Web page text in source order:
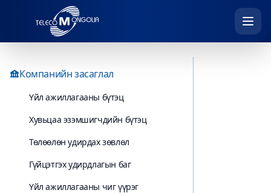
Компанийн засаглал
Үйл ажиллагааны бүтэц
Хувьцаа эзэмшигчдийн бүтэц
Төлөөлөн удирдах зөвлөл
Гүйцэтгэх удирдлагын баг
Үйл ажиллагааны чиг үүрэг